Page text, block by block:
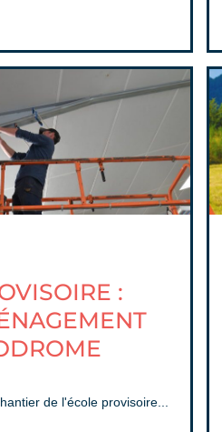
:
de l'école provisoire...